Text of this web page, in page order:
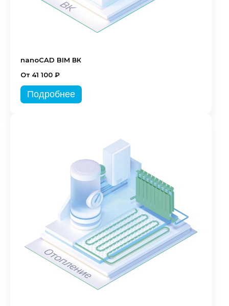
nanoCAD BIM ВК
От 41 100 ₽
Подробнее